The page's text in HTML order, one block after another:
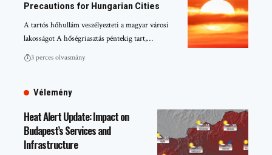
Precautions for Hungarian Cities
A tartós hőhullám veszélyezteti a magyar városi
lakosságot A hőségriasztás péntekig tart,…
3 perces olvasmány
Vélemény
Heat Alert Update: Impact on
Budapest’s Services and
Infrastructure